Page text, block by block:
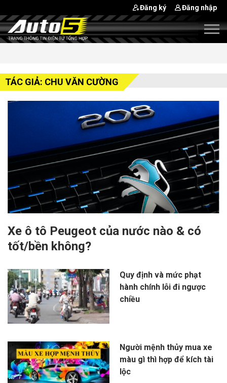
Đăng ký Đăng nhập
TÁC GIẢ: CHU VĂN CƯỜNG
Xe ô tô Peugeot của nước nào & có
tốt/bền không?
Quy định và mức phạt
hành chính lỗi đi ngược
chiều
Người mệnh thủy mua xe
màu gì thì hợp để kích tài
lộc